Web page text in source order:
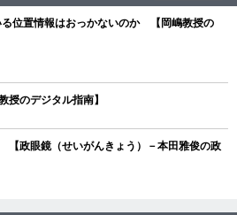
る位置情報はおっかないのか 【岡嶋教授の
のデジタル指南】
政眼鏡（せいがんきょう）－本田雅俊の政